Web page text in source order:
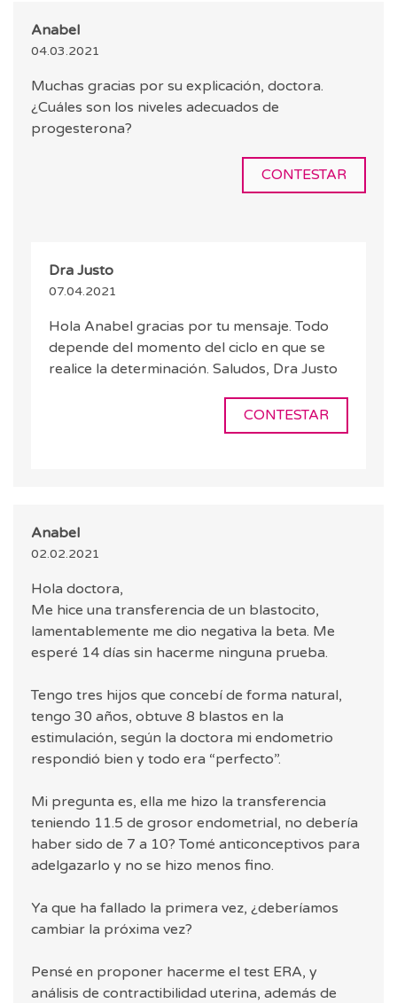
Anabel
04.03.2021
Muchas gracias por su explicación, doctora.
¿Cuáles son los niveles adecuados de
progesterona?
CONTESTAR
Dra Justo
07.04.2021
Hola Anabel gracias por tu mensaje. Todo
depende del momento del ciclo en que se
realice la determinación. Saludos, Dra Justo
CONTESTAR
Anabel
02.02.2021
Hola doctora,
Me hice una transferencia de un blastocito,
lamentablemente me dio negativa la beta. Me
esperé 14 días sin hacerme ninguna prueba.
Tengo tres hijos que concebí de forma natural,
tengo 30 años, obtuve 8 blastos en la
estimulación, según la doctora mi endometrio
respondió bien y todo era “perfecto”.
Mi pregunta es, ella me hizo la transferencia
teniendo 11.5 de grosor endometrial, no debería
haber sido de 7 a 10? Tomé anticonceptivos para
adelgazarlo y no se hizo menos fino.
Ya que ha fallado la primera vez, ¿deberíamos
cambiar la próxima vez?
Pensé en proponer hacerme el test ERA, y
análisis de contractibilidad uterina, además de